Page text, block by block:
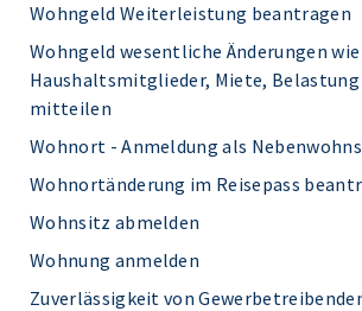
Wohngeld Weiterleistung beantragen
Wohngeld wesentliche Änderungen
Haushaltsmitglieder, Miete,
mitteilen
Wohnort - Anmeldung als
Wohnortänderung im Reisepass
Wohnsitz abmelden
Wohnung anmelden
Zuverlässigkeit von